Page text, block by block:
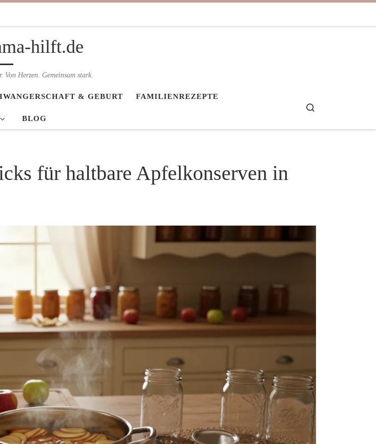
hilft.de
Von Herzen. Gemeinsam stark.
& GEBURT FAMILIENREZEPTE
BLOG
für haltbare Apfelkonserven in